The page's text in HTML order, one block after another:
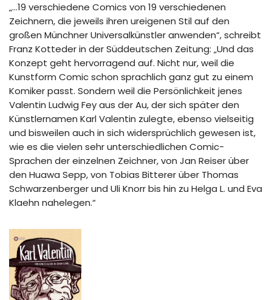
„…19 verschiedene Comics von 19 verschiedenen
Zeichnern, die jeweils ihren ureigenen Stil auf den
großen Münchner Universalkünstler anwenden“, schreibt
Franz Kotteder in der Süddeutschen Zeitung: „Und das
Konzept geht hervorragend auf. Nicht nur, weil die
Kunstform Comic schon sprachlich ganz gut zu einem
Komiker passt. Sondern weil die Persönlichkeit jenes
Valentin Ludwig Fey aus der Au, der sich später den
Künstlernamen Karl Valentin zulegte, ebenso vielseitig
und bisweilen auch in sich widersprüchlich gewesen ist,
wie es die vielen sehr unterschiedlichen Comic-
Sprachen der einzelnen Zeichner, von Jan Reiser über
den Huawa Sepp, von Tobias Bitterer über Thomas
Schwarzenberger und Uli Knorr bis hin zu Helga L. und Eva
Klaehn nahelegen.“